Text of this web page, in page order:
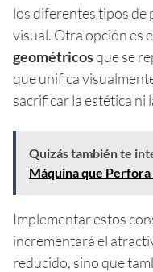
los diferentes tipos de
visual. Otra opción es
geométricosque se
que unifica
sacrificar la estética ni
Quizás también te
Máquina que Perfora
Implementar estos
incrementará el
reducido, sino que